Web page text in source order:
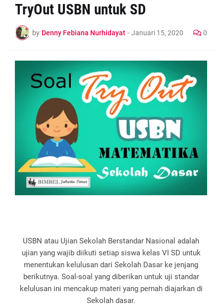
TryOut USBN untuk SD
by Denny Febiana Nurhidayat - Januari 15, 2020 0
USBN atau Ujian Sekolah Berstandar Nasional adalah
ujian yang wajib diikuti setiap siswa kelas VI SD untuk
menentukan kelulusan dari Sekolah Dasar ke jenjang
berikutnya. Soal-soal yang diberikan untuk uji standar
kelulusan ini mencakup materi yang pernah diajarkan di
Sekolah dasar.